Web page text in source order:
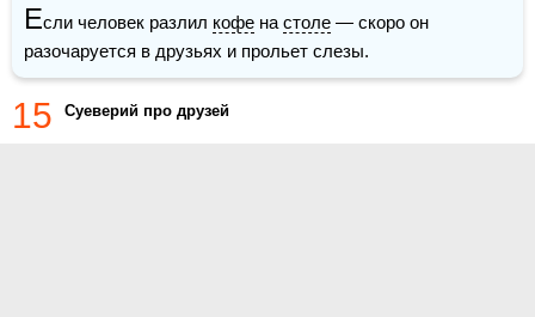
Если человек разлил кофе на столе — скоро он
разочаруется в друзьях и прольет слезы.
15 Суеверий про друзей